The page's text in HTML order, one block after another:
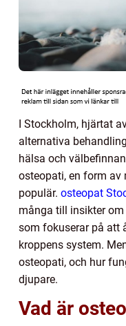
I Stockholm, hjärtat
alternativa
hälsa och
osteopati, en form
populär. osteopat
många till insikter
som fokuserar på att
kroppens system.
osteopati, och hur
djupare.
Vad är